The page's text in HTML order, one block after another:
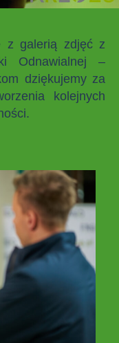
z galerią zdjęć z
Odnawialnej –
dziękujemy za
kolejnych